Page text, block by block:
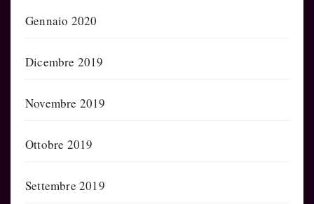
Gennaio 2020
Dicembre 2019
Novembre 2019
Ottobre 2019
Settembre 2019